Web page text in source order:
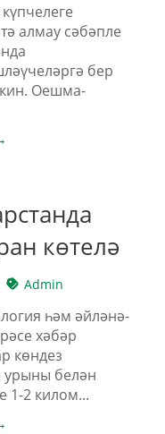
алмау сәбәпле
бер
Оешма-
көтелә
Admin
һәм әйләнә-
хәбәр
көндез
урыны белән
1-2 килом...